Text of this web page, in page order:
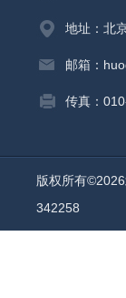
地址：北
邮箱：
传真：
版权所有
342258